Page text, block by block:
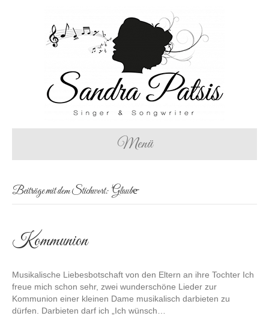
Menü
Beiträge mit dem Stichwort: ‘Glaube̵
Kommunion
Musikalische Liebesbotschaft von den Eltern an ihre Tochter Ich
freue mich schon sehr, zwei wunderschöne Lieder zur
Kommunion einer kleinen Dame musikalisch darbieten zu
dürfen. Darbieten darf ich „Ich wünsch…